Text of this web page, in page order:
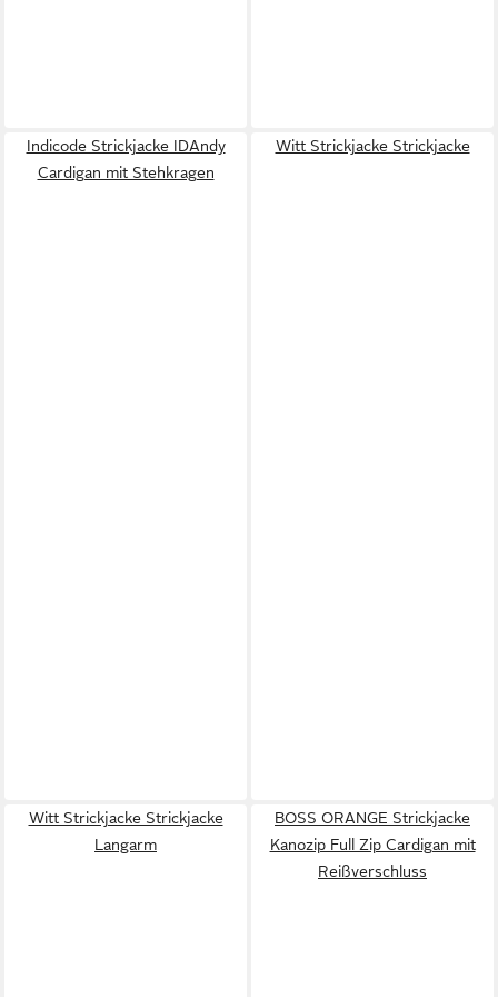
Indicode Strickjacke IDAndy
Cardigan mit Stehkragen
Witt Strickjacke Strickjacke
Witt Strickjacke Strickjacke
Langarm
BOSS ORANGE Strickjacke
Kanozip Full Zip Cardigan mit
Reißverschluss